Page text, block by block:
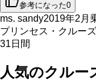
参考になった0
ms. sandy2019年2月
プリンセス・クルーズ
31日間
人気のクルー